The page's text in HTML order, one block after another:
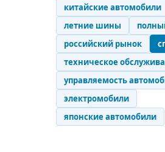
китайские автомобили
летние шины
российский рынок
техническое
управляемость
электромобили
японские автомобили